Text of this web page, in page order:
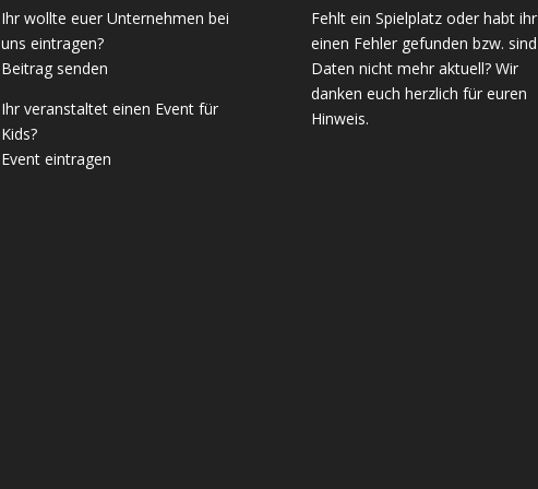
Ihr wollte euer Unternehmen bei
uns eintragen?
Beitrag senden
Ihr veranstaltet einen Event für
Kids?
Event eintragen
Fehlt ein Spielplatz oder habt ihr
einen Fehler gefunden bzw. sind
Daten nicht mehr aktuell? Wir
danken euch herzlich für euren
Hinweis.